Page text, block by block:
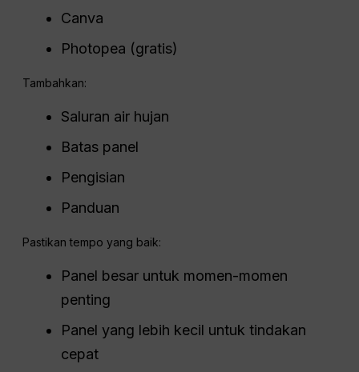
Canva
Photopea (gratis)
Tambahkan:
Saluran air hujan
Batas panel
Pengisian
Panduan
Pastikan tempo yang baik:
Panel besar untuk momen-momen
penting
Panel yang lebih kecil untuk tindakan
cepat